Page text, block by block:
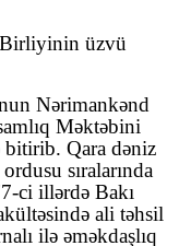
Birliyinin üzvü
Nərimankənd
Məktəbini
bitirib. Qara dəniz
sıralarında
ci illərdə Bakı
ali təhsil
ilə əməkdaşlıq